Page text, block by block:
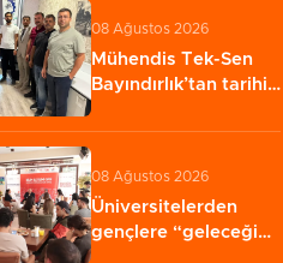
08 Ağustos 2026
Mühendis Tek-Sen
Bayındırlık’tan tarihi
08 Ağustos 2026
Üniversitelerden
gençlere “geleceğin